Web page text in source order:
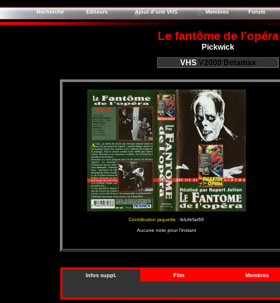
Recherche Editeurs Ajout d'une VHS Membres Forum
Le fantôme de l'opéra
Pickwick
VHS V2000 Betamax
Contribution jaquette : lelufefar66
Aucune note pour l'instant
Infos suppl. Film Membres